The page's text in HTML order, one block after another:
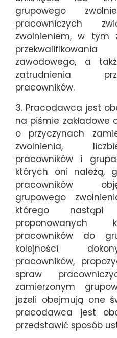
grupowego
pracowniczych
zwolnieniem, w tym
zawodowego, a
zatrudnienia
pracowników.
3. Pracodawca jest
na piśmie zakładowe
o przyczynach
zwolnienia,
pracowników i
których oni należą,
pracowników
grupowego
którego nastąpi
proponowanych
pracowników do
kolejności
pracowników,
spraw
zamierzonym
jeżeli obejmują one
pracodawca jest
przedstawić sposób